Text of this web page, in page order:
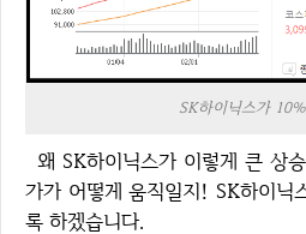
SK하이닉스가
왜 SK하이닉스가 이렇게 큰 상승을 보여줬고, 앞으로의 주
가가 어떻게 움직일지! SK하이닉
록 하겠습니다.